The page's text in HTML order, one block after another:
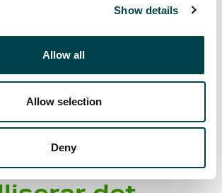
Show details
Allow all
Allow selection
Deny
och fått nya insikter i tidigare
Det är fantastiskt att man kan få
utbildning gratis om man är
i YTK.”